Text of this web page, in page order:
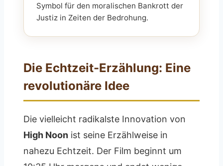
Symbol für den moralischen Bankrott der
Justiz in Zeiten der Bedrohung.
Die Echtzeit-Erzählung: Eine
revolutionäre Idee
Die vielleicht radikalste Innovation von
High Noon ist seine Erzählweise in
nahezu Echtzeit. Der Film beginnt um